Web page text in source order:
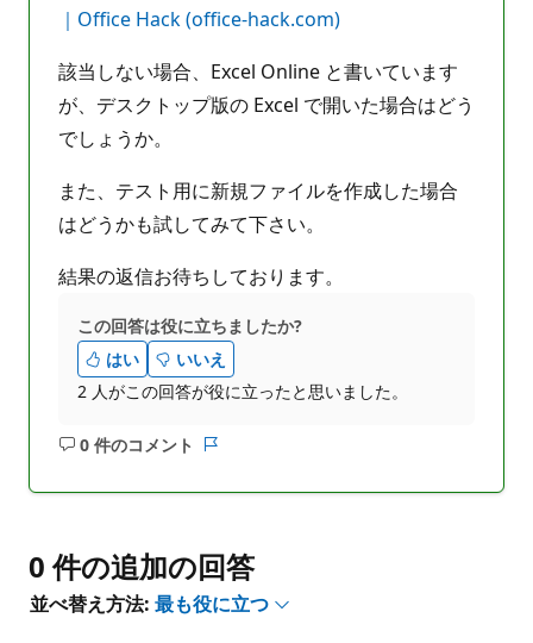
｜Office Hack (office-hack.com)
該当しない場合、Excel Online と書いています
が、デスクトップ版の Excel で開いた場合はどう
でしょうか。
また、テスト用に新規ファイルを作成した場合
はどうかも試してみて下さい。
結果の返信お待ちしております。
この回答は役に立ちましたか?
はい
いいえ
2 人がこの回答が役に立ったと思いました。
0 件のコメント
コ
は
あ
り
0 件の追加の回答
並べ替え方法: 最も役に立つ